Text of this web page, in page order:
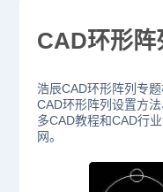
CAD环形阵
浩辰CAD环形阵列专
CAD环形阵列设置方
多CAD教程和CAD行
网。